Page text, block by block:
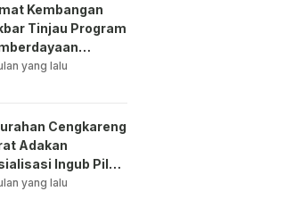
Kembangan
Tinjau Program
di Bale
yang lalu
Cengkareng
Adakan
Ingub Pilah
Kepada PPSU
yang lalu